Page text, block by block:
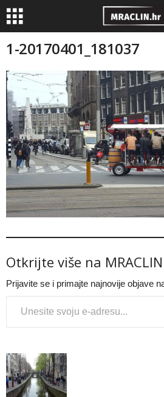
1-20170401_181037
Otkrijte više na
Prijavite se i primajte najnovije objave
Type your email…